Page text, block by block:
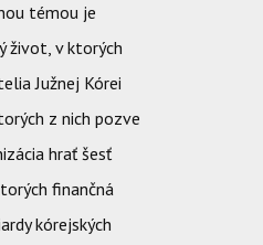
témou je
život, v ktorých
Južnej Kórei
z nich pozve
hrať šesť
finančná
kórejských